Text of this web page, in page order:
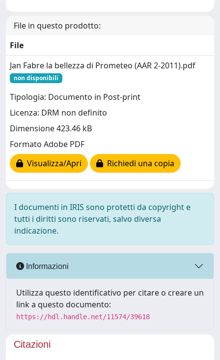
File in questo prodotto:
File
Jan Fabre la bellezza di Prometeo (AAR 2-2011).pdf
non disponibili
Tipologia: Documento in Post-print
Licenza: DRM non definito
Dimensione 423.46 kB
Formato Adobe PDF
Visualizza/Apri
Richiedi una copia
I documenti in IRIS sono protetti da copyright e
tutti i diritti sono riservati, salvo diversa
indicazione.
Informazioni
Utilizza questo identificativo per citare o creare un
link a questo documento:
https://hdl.handle.net/11574/39618
Citazioni